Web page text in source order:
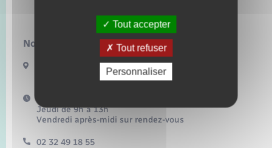
Nous contacter :
3 route de Fleury
Horaires d'ouverture :
Jeudi de 9h à 13h
Vendredi après-midi sur rendez-vous
02 32 49 18 55
Tout accepter
Tout refuser
Personnaliser